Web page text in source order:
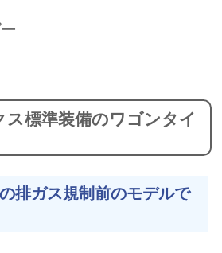
ス標準装備のワゴンタイ
排ガス規制前のモデルで